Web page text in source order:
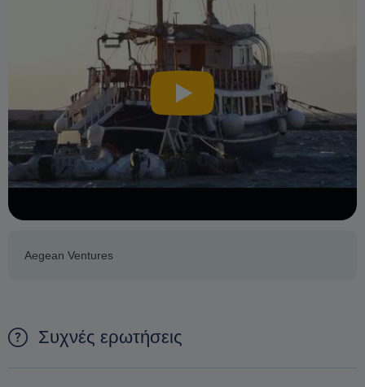
Aegean Ventures
Συχνές ερωτήσεις